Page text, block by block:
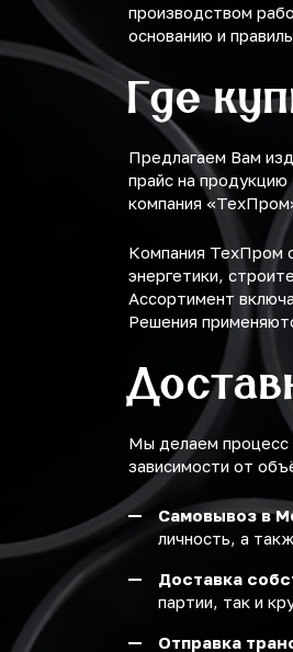
производством
основанию и
Где
Предлагаем Вам
прайс на
компания
Компания ТехПром
энергетики,
Ассортимент
Решения
Мы делаем процесс
зависимости от
Самовывоз в
личность, а
Доставка
партии, так и
Отправка